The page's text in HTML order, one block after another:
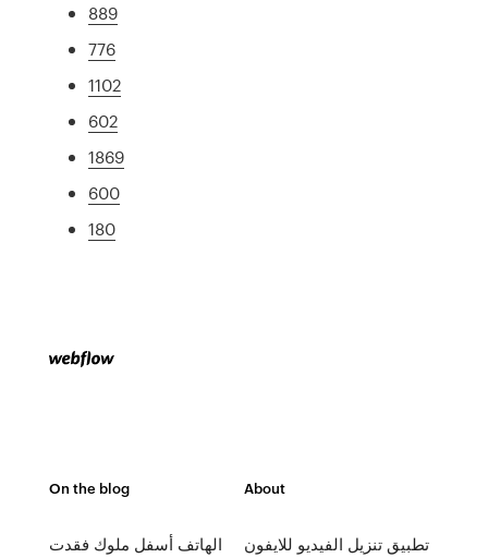
889
776
1102
602
1869
600
180
On the blog
الهاتف أسفل ملوك فقدت
About
تطبيق تنزيل الفيديو للايفون